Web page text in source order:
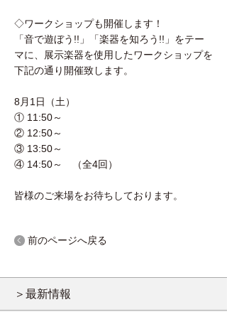
◇ワークショップも開催します！
「音で遊ぼう!!」「楽器を知ろう!!」をテー
マに、展示楽器を使用したワークショップを
下記の通り開催致します。
8月1日（土）
① 11:50～
② 12:50～
③ 13:50～
④ 14:50～ （全4回）
皆様のご来場をお待ちしております。
前のページへ戻る
＞最新情報